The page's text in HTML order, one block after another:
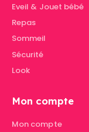
Eveil & Jouet bébé
Repas
Sommeil
Sécurité
Look
Mon compte
Mon compte